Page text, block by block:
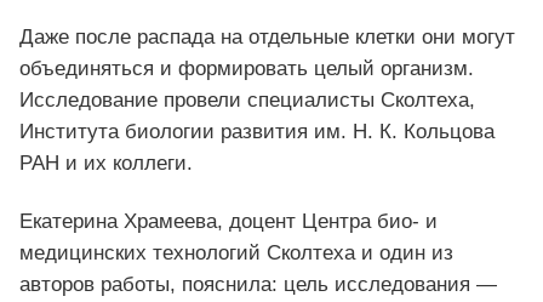
Даже после распада на отдельные клетки они могут
объединяться и формировать целый организм.
Исследование провели специалисты Сколтеха,
Института биологии развития им. Н. К. Кольцова
РАН и их коллеги.
Екатерина Храмеева, доцент Центра био‑ и
медицинских технологий Сколтеха и один из
авторов работы, пояснила: цель исследования —